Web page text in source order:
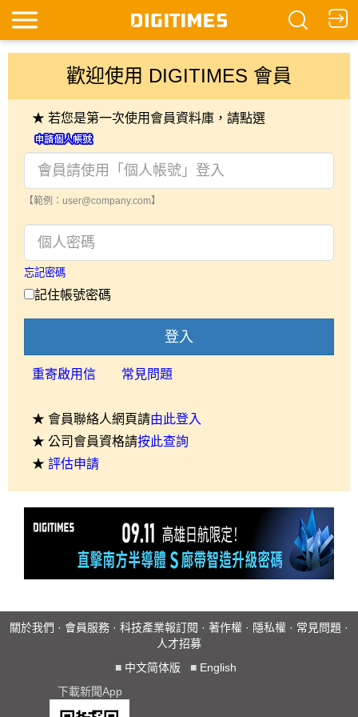
歡迎使用 DIGITIMES 會員
★ 若您是第一次使用會員資料庫，請點選
【範例：user@company.com】
忘記密碼
記住帳號密碼
登入
重寄啟用信 常見問題
★ 會員聯絡人網頁請由此登入
★ 公司會員資格請按此查詢
★ 評估申請
關於我們 · 會員服務 · 科技產業報訂閱 · 著作權 · 隱私權 · 常見問題 ·
人才招募
■ 中文简体版 ■ English
下載新聞App